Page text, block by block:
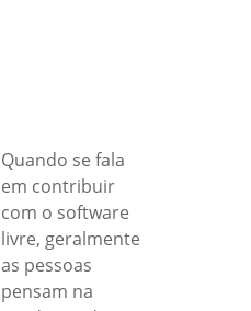
Quando se fala
em contribuir
com o software
livre, geralmente
as pessoas
pensam na